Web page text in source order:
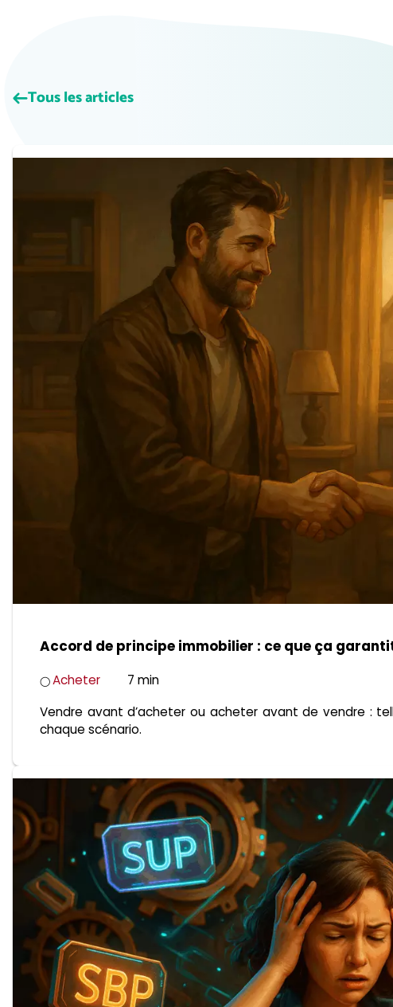
Tous les articles
Accord de principe immobilier : ce que ça
◯Acheter
7 min
Vendre avant d’acheter ou acheter avant de vendre :
chaque scénario.